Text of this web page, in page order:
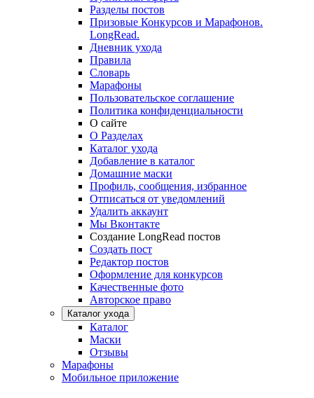
Разделы постов
Призовые Конкурсов и Марафонов.
LongRead.
Дневник ухода
Правила
Словарь
Марафоны
Пользовательское соглашение
Политика конфиденциальности
О сайте
О Разделах
Каталог ухода
Добавление в каталог
Домашние маски
Профиль, сообщения, избранное
Отписаться от уведомлений
Удалить аккаунт
Мы Вконтакте
Создание LongRead постов
Создать пост
Редактор постов
Оформление для конкурсов
Качественные фото
Авторское право
Каталог ухода
Каталог
Маски
Отзывы
Марафоны
Мобильное приложение